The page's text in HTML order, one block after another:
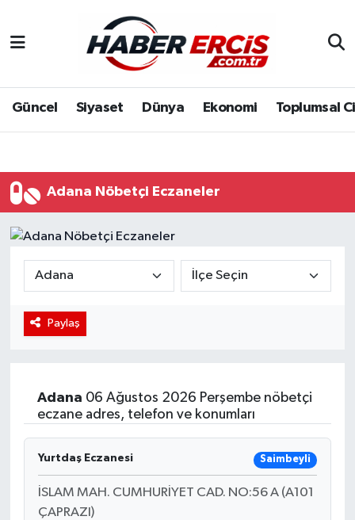
Güncel Siyaset Dünya Ekonomi Toplumsal
Adana Nöbetçi Eczaneler
Paylaş
Adana 06 Ağustos 2026 Perşembe nöbetçi
eczane adres, telefon ve konumları
Yurtdaş Eczanesi Saimbeyli
İSLAM MAH. CUMHURİYET CAD. NO:56 A (A101
ÇAPRAZI)